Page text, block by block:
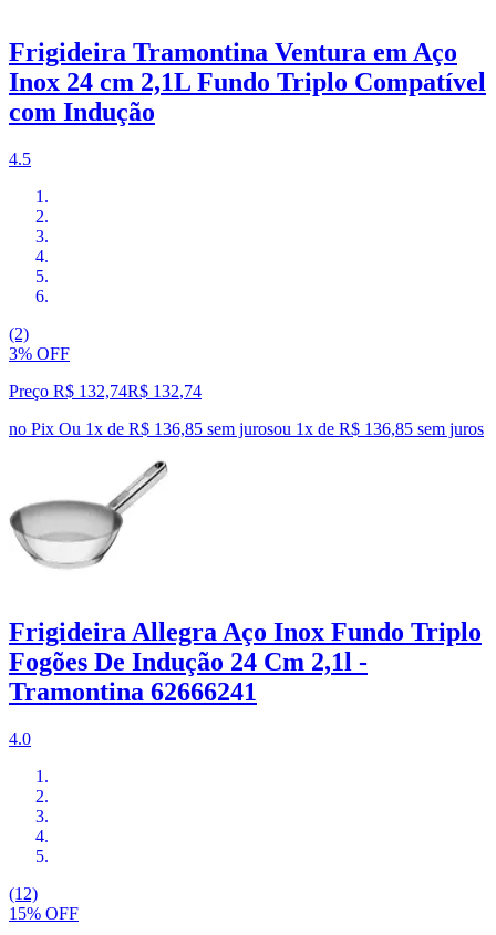
Frigideira Tramontina Ventura em Aço
Inox 24 cm 2,1L Fundo Triplo Compatível
com Indução
4.5
(2)
3% OFF
Preço R$ 132,74R$ 132,74
no Pix Ou 1x de R$ 136,85 sem jurosou 1x de R$ 136,85 sem juros
Frigideira Allegra Aço Inox Fundo Triplo
Fogões De Indução 24 Cm 2,1l -
Tramontina 62666241
4.0
(12)
15% OFF